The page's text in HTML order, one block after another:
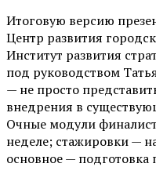
Итоговую версию
Центр развития
Институт развития
под руководством
— не просто
внедрения в
Очные модули
неделе; стажировки —
основное — подготовка